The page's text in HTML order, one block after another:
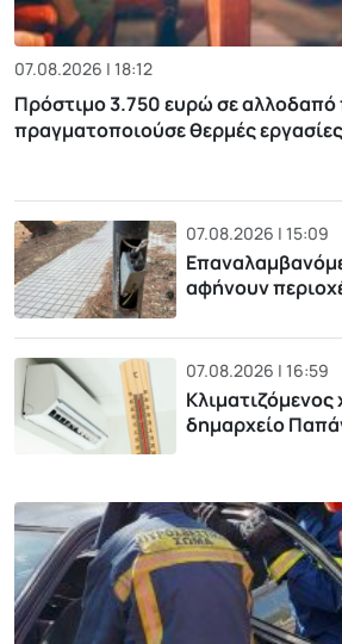
07.08.2026 | 18:12
Πρόστιμο 3.750 ευρώ σε αλλοδαπό
πραγματοποιούσε θερμές εργασίες
07.08.2026 | 15:09
αφήνουν
07.08.2026 | 16:59
δημαρχείο